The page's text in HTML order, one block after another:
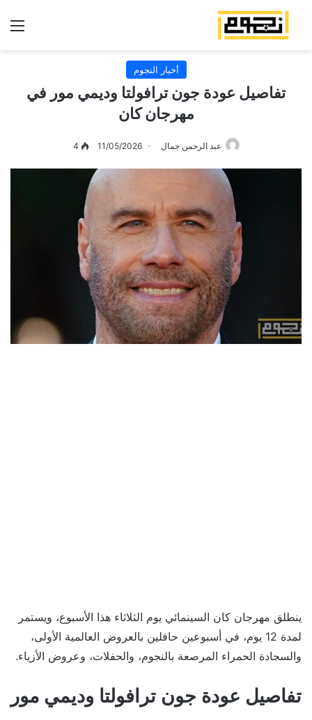
أخبار النجوم
تفاصيل عودة جون ترافولتا وديمي مور في
مهرجان كان
عبد الرحمن جمال 11/05/2026
4
ينطلق مهرجان كان السينمائي يوم الثلاثاء هذا الأسبوع، ويستمر
لمدة 12 يوم، في أسبوعين حافلين بالعروض العالمية الأولى،
والسجادة الحمراء المرصعة بالنجوم، والحفلات، وعروض الأزياء.
تفاصيل عودة جون ترافولتا وديمي مور